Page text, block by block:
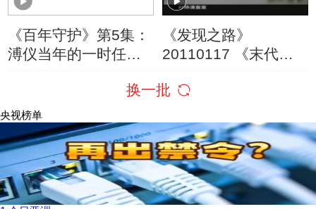
《百年守护》第5集：
溥仪当年的一时任性
《发现之路》
20110117 《末代皇
《最后的盗窃》
换一批
央视榜单